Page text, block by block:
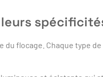
flocage. Chaque type